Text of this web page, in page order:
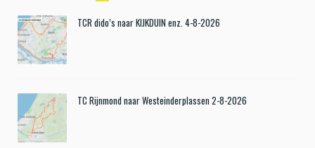
TCR dido’s naar KIJKDUIN enz. 4-8-2026
TC Rijnmond naar Westeinderplassen 2-8-2026